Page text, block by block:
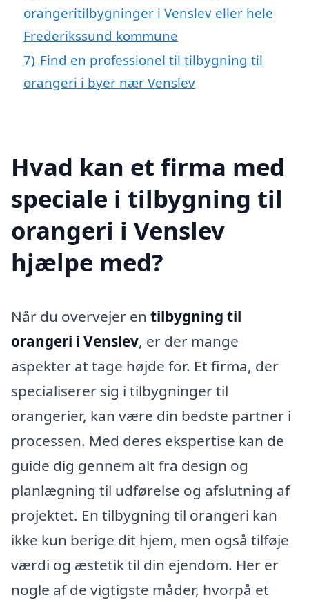
orangeritilbygninger i Venslev eller hele
Frederikssund kommune
7) Find en professionel til tilbygning til
orangeri i byer nær Venslev
Hvad kan et firma med
speciale i tilbygning til
orangeri i Venslev
hjælpe med?
Når du overvejer en tilbygning til
orangeri i Venslev, er der mange
aspekter at tage højde for. Et firma, der
specialiserer sig i tilbygninger til
orangerier, kan være din bedste partner i
processen. Med deres ekspertise kan de
guide dig gennem alt fra design og
planlægning til udførelse og afslutning af
projektet. En tilbygning til orangeri kan
ikke kun berige dit hjem, men også tilføje
værdi og æstetik til din ejendom. Her er
nogle af de vigtigste måder, hvorpå et